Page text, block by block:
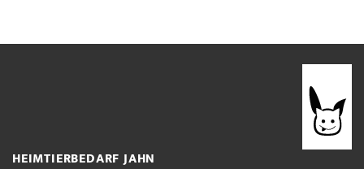
HEIMTIERBEDARF JAHN